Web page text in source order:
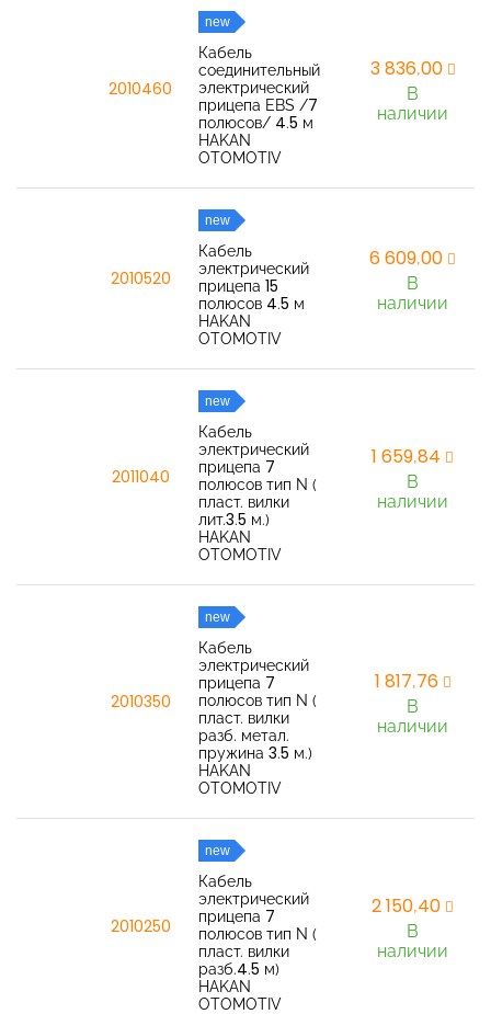
2010460
new
Кабель
соединительный
электрический
прицепа EBS /7
полюсов/ 4.5 м
HAKAN
OTOMOTIV
3 836,00
В
наличии
2010520
new
Кабель
электрический
прицепа 15
полюсов 4.5 м
HAKAN
OTOMOTIV
6 609,00
В
наличии
2011040
new
Кабель
электрический
прицепа 7
полюсов тип N (
пласт. вилки
лит.3.5 м.)
HAKAN
OTOMOTIV
1 659,84
В
наличии
2010350
new
Кабель
электрический
прицепа 7
полюсов тип N (
пласт. вилки
разб. метал.
пружина 3.5 м.)
HAKAN
OTOMOTIV
1 817,76
В
наличии
2010250
new
Кабель
электрический
прицепа 7
полюсов тип N (
пласт. вилки
разб.4.5 м)
HAKAN
OTOMOTIV
2 150,40
В
наличии